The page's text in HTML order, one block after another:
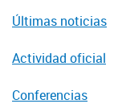
Últimas noticias
Actividad oficial
Conferencias